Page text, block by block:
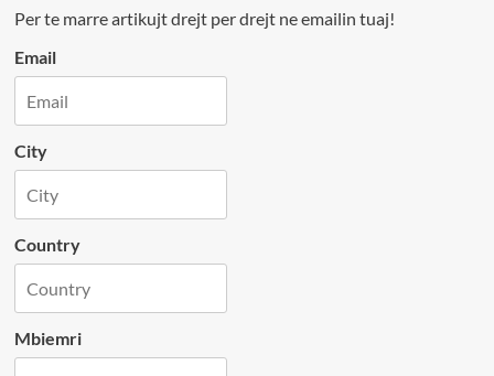
Per te marre artikujt drejt per drejt ne emailin tuaj!
Email
City
Country
Mbiemri